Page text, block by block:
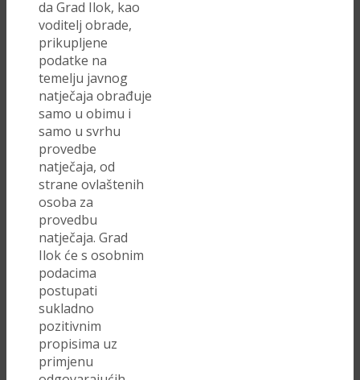
da Grad Ilok, kao
voditelj obrade,
prikupljene
podatke na
temelju javnog
natječaja obrađuje
samo u obimu i
samo u svrhu
provedbe
natječaja, od
strane ovlaštenih
osoba za
provedbu
natječaja. Grad
Ilok će s osobnim
podacima
postupati
sukladno
pozitivnim
propisima uz
primjenu